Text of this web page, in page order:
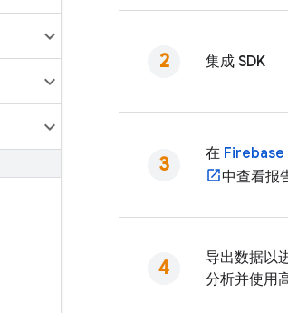
集成 SDK
在 Firebase
中查看报
导出数据以
分析并使用